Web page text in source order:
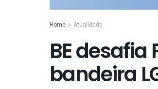
Home Atualidade
BE
bandeira